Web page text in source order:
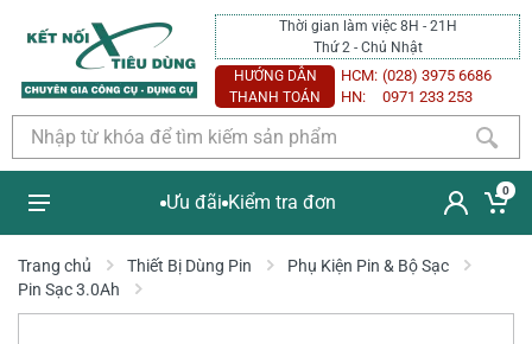
Thời gian làm việc 8H - 21H
Thứ 2 - Chủ Nhật
HƯỚNG DẪN
THANH TOÁN
HCM: (028) 3975 6686
HN:
0971 233 253
Ưu đãi Kiểm tra đơn
0
Trang chủ Thiết Bị Dùng Pin
Phụ Kiện Pin & Bộ Sạc
Pin Sạc 3.0Ah